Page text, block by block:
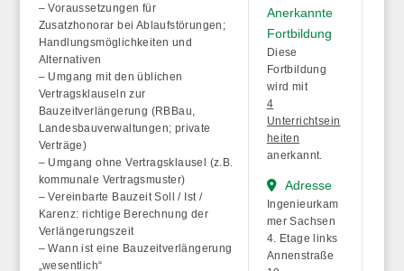
– Voraussetzungen für
Zusatzhonorar bei Ablaufstörungen;
Handlungsmöglichkeiten und
Alternativen
– Umgang mit den üblichen
Vertragsklauseln zur
Bauzeitverlängerung (RBBau,
Landesbauverwaltungen; private
Verträge)
– Umgang ohne Vertragsklausel (z.B.
kommunale Vertragsmuster)
– Vereinbarte Bauzeit Soll / Ist /
Karenz: richtige Berechnung der
Verlängerungszeit
– Wann ist eine Bauzeitverlängerung
„wesentlich“
Anerkannte
Fortbildung
Diese
Fortbildung
wird mit
4
Unterrichtsein
heiten
anerkannt.
Adresse
Ingenieurkam
mer Sachsen
4. Etage links
Annenstraße